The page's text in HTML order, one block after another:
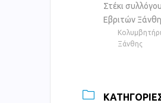
Στέκι συλλόγου
Εβριτών
Ξάνθης